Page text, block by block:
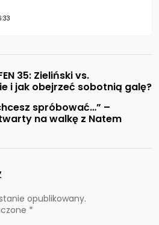
35: Zieliński vs.
i jak obejrzeć sobotnią galę?
spróbować…” –
na walkę z Natem
opublikowany.
*